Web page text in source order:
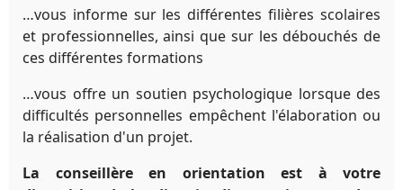
…vous informe sur les différentes filières scolaires
et professionnelles, ainsi que sur les débouchés de
ces différentes formations
…vous offre un soutien psychologique lorsque des
difficultés personnelles empêchent l'élaboration ou
la réalisation d'un projet.
La conseillère en orientation est à votre